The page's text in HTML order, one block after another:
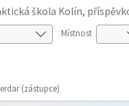
škola Kolín,
Místnost
(zástupce)